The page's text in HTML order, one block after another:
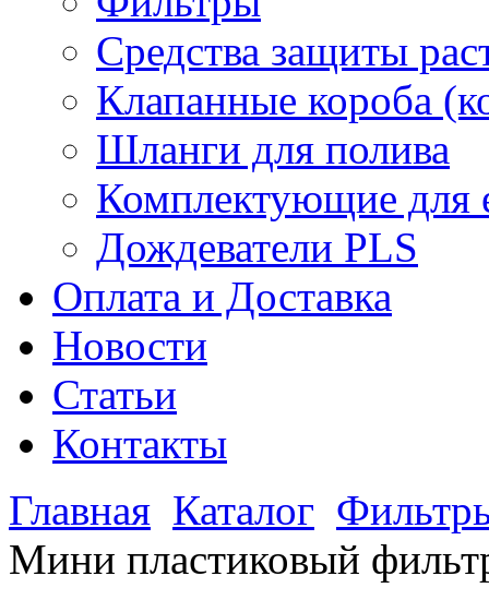
Средства защиты
Клапанные короба
Шланги для полива
Комплектующие для
Дождеватели PLS
Оплата и Доставка
Новости
Статьи
Контакты
Главная Каталог
Мини пластиковый